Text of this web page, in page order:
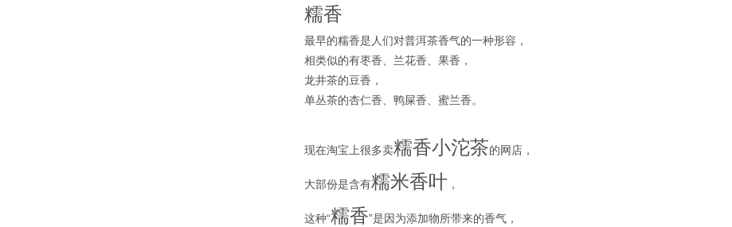
糯香
最早的糯香是人们对普洱茶香气的一种形容，
相类似的有枣香、兰花香、果香，
龙井茶的豆香，
单丛茶的杏仁香、鸭屎香、蜜兰香。
现在淘宝上很多卖糯香小沱茶的网店，
大部份是含有糯米香叶 ，
这种“糯香”是因为添加物所带来的香气，